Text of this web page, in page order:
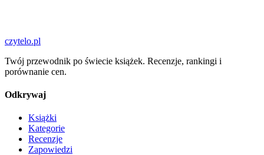
czytelo.pl
Twój przewodnik po świecie książek. Recenzje, rankingi i
porównanie cen.
Odkrywaj
Książki
Kategorie
Recenzje
Zapowiedzi